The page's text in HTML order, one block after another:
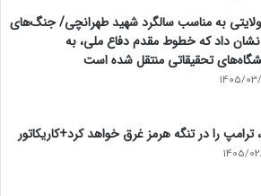
ولایتی به مناسب سالگرد شهید طهرانچی/ جنگ‌های
نشان داد که خطوط مقدم دفاع ملی، به
تحقیقاتی منتقل شده است
1405/
ترامپ را در تنگه هرمز غرق خواهد کرد+کاریکاتور
1405/